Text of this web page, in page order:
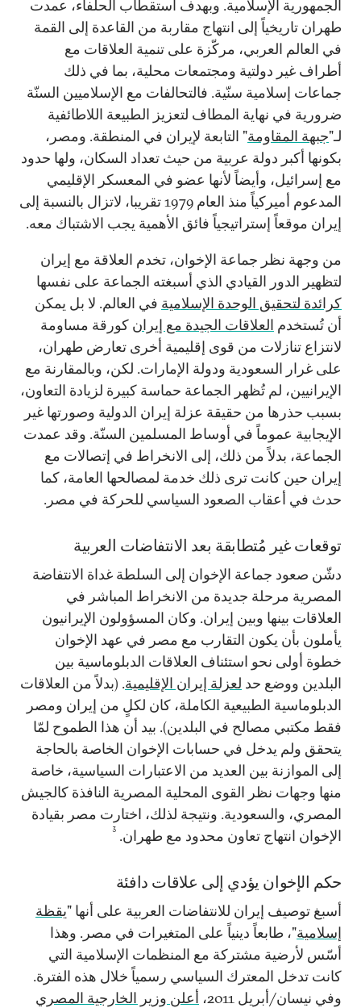
الجمهورية الإسلامية. وبهدف استقطاب الحلفاء، عمدت
طهران تاريخياً إلى انتهاج مقاربة من القاعدة إلى القمة
في العالم العربي، مركّزة على تنمية العلاقات مع
أطراف غير دولتية ومجتمعات محلية، بما في ذلك
جماعات إسلامية سنّية. فالتحالفات مع الإسلاميين السنّة
ضرورية في نهاية المطاف لتعزيز الطبيعة اللاطائفية
لـ"جبهة المقاومة" التابعة لإيران في المنطقة. ومصر،
بكونها أكبر دولة عربية من حيث تعداد السكان، ولها حدود
مع إسرائيل، وأيضاً لأنها عضو في المعسكر الإقليمي
المدعوم أميركياً منذ العام 1979 تقريبا، لاتزال بالنسبة إلى
إيران موقعاً إستراتيجياً فائق الأهمية يجب الاشتباك معه.
من وجهة نظر جماعة الإخوان، تخدم العلاقة مع إيران
لتظهير الدور القيادي الذي أسبغته الجماعة على نفسها
كرائدة لتحقيق الوحدة الإسلامية في العالم. لا بل يمكن
أن تُستخدم العلاقات الجيدة مع إيران كورقة مساومة
لانتزاع تنازلات من قوى إقليمية أخرى تعارض طهران،
على غرار السعودية ودولة الإمارات. لكن، وبالمقارنة مع
الإيرانيين، لم تُظهر الجماعة حماسة كبيرة لزيادة التعاون،
بسبب حذرها من حقيقة عزلة إيران الدولية وصورتها غير
الإيجابية عموماً في أوساط المسلمين السنّة. وقد عمدت
الجماعة، بدلاً من ذلك، إلى الانخراط في إتصالات مع
إيران حين كانت ترى ذلك خدمة لمصالحها العامة، كما
حدث في أعقاب الصعود السياسي للحركة في مصر.
توقعات غير مُتطابقة بعد الانتفاضات العربية
دشّن صعود جماعة الإخوان إلى السلطة غداة الانتفاضة
المصرية مرحلة جديدة من الانخراط المباشر في
العلاقات بينها وبين إيران. وكان المسؤولون الإيرانيون
يأملون بأن يكون التقارب مع مصر في عهد الإخوان
خطوة أولى نحو استئناف العلاقات الدبلوماسية بين
البلدين ووضع حد لعزلة إيران الإقليمية. (بدلاً من العلاقات
الدبلوماسية الطبيعية الكاملة، كان لكلٍ من إيران ومصر
فقط مكتبي مصالح في البلدين). بيد أن هذا الطموح لمّا
يتحقق ولم يدخل في حسابات الإخوان الخاصة بالحاجة
إلى الموازنة بين العديد من الاعتبارات السياسية، خاصة
منها وجهات نظر القوى المحلية المصرية النافذة كالجيش
المصري، والسعودية. ونتيجة لذلك، اختارت مصر بقيادة
الإخوان انتهاج تعاون محدود مع طهران. 3
حكم الإخوان يؤدي إلى علاقات دافئة
أسبغ توصيف إيران للانتفاضات العربية على أنها "يقظة
إسلامية"، طابعاً دينياً على المتغيرات في مصر. وهذا
أسّس لأرضية مشتركة مع المنظمات الإسلامية التي
كانت تدخل المعترك السياسي رسمياً خلال هذه الفترة.
وفي نيسان/أبريل 2011،
أعلن وزير الخارجية المصري